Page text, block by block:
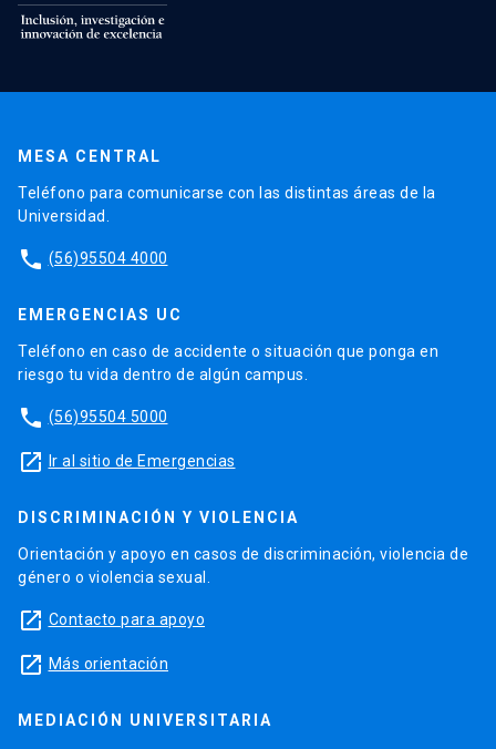
MESA CENTRAL
Teléfono para comunicarse con las distintas áreas de la
Universidad.
phone (56)95504 4000
EMERGENCIAS UC
Teléfono en caso de accidente o situación que ponga en
riesgo tu vida dentro de algún campus.
phone (56)95504 5000
launch Ir al sitio de Emergencias
DISCRIMINACIÓN Y VIOLENCIA
Orientación y apoyo en casos de discriminación, violencia de
género o violencia sexual.
launch Contacto para apoyo
launch Más orientación
MEDIACIÓN UNIVERSITARIA